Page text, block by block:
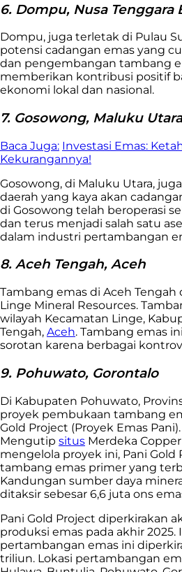
6. Dompu, Nusa Tenggara
Dompu, juga terletak di Pulau
potensi cadangan emas yang
dan pengembangan tambang
memberikan kontribusi positif
ekonomi lokal dan nasional.
7. Gosowong, Maluku Utara
Baca Juga: Investasi Emas:
Kekurangannya!
Gosowong, di Maluku Utara,
daerah yang kaya akan
di Gosowong telah beroperasi
dan terus menjadi salah satu
dalam industri pertambangan
8. Aceh Tengah, Aceh
Tambang emas di Aceh Tengah
Linge Mineral Resources.
wilayah Kecamatan Linge,
Tengah, Aceh. Tambang emas
sorotan karena berbagai
9. Pohuwato, Gorontalo
Di Kabupaten Pohuwato,
proyek pembukaan tambang
Gold Project (Proyek Emas Pani).
Mengutip situs Merdeka
mengelola proyek ini, Pani Gold
tambang emas primer yang
Kandungan sumber daya
ditaksir sebesar 6,6 juta ons
Pani Gold Project diperkirakan
produksi emas pada akhir 2025.
pertambangan emas ini
triliun. Lokasi pertambangan